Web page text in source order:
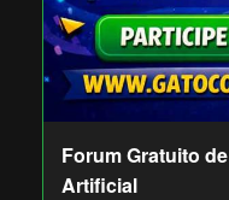
Forum Gratuito
Artificial